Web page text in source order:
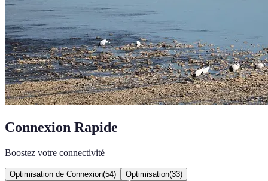
Connexion Rapide
Boostez votre connectivité
Optimisation de Connexion(54) Optimisation(33)